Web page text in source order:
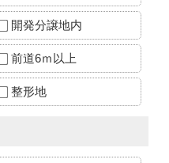
開発分譲地内
前道6ｍ以上
整形地